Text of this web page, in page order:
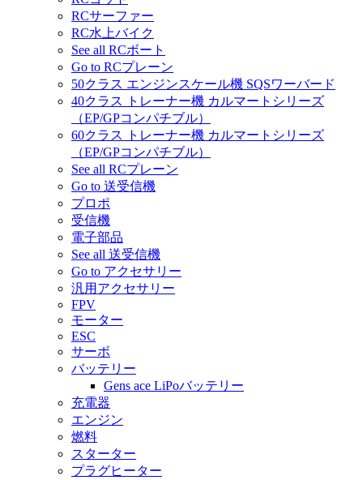
RCサーファー
RC水上バイク
See all RCボート
Go to RCプレーン
50クラス エンジンスケール機 SQSワーバード
40クラス トレーナー機 カルマートシリーズ
（EP/GPコンパチブル）
60クラス トレーナー機 カルマートシリーズ
（EP/GPコンパチブル）
See all RCプレーン
Go to 送受信機
プロポ
受信機
電子部品
See all 送受信機
Go to アクセサリー
汎用アクセサリー
FPV
モーター
ESC
サーボ
バッテリー
Gens ace LiPoバッテリー
充電器
エンジン
燃料
スターター
プラグヒーター